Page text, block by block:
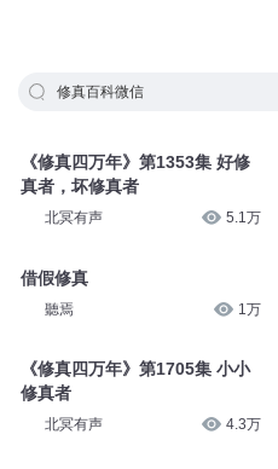
修真百科微信
《修真四万年》第1353集 好修
真者，坏修真者
北冥有声 5.1万
借假修真
聽焉 1万
《修真四万年》第1705集 小小
修真者
北冥有声 4.3万